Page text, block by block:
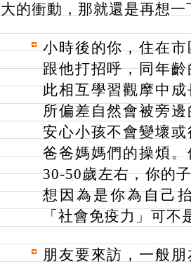
大的衝動，那就還是再想
小時後的你，住在
跟他打招呼，同年
此相互學習觀摩中
所偏差自然會被旁
安心小孩不會變壞
爸爸媽媽們的操煩
30-50歲左右，你的
想因為是你為自己
「社會免疫力」可不
朋友要來訪，一般